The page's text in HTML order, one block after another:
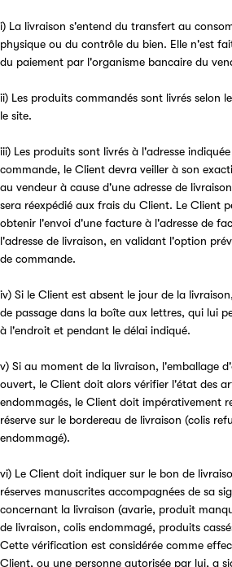
i) La livraison s'entend du transfert au
physique ou du contrôle du bien. Elle n'est
du paiement par l'organisme bancaire du
ii) Les produits commandés sont livrés selon
le site.
iii) Les produits sont livrés à l'adresse
commande, le Client devra veiller à son
au vendeur à cause d'une adresse de
sera réexpédié aux frais du Client. Le Client
obtenir l'envoi d'une facture à l'adresse de
l'adresse de livraison, en validant l'option
de commande.
iv) Si le Client est absent le jour de la
de passage dans la boîte aux lettres, qui lui
à l'endroit et pendant le délai indiqué.
v) Si au moment de la livraison, l'emballage
ouvert, le Client doit alors vérifier l'état des
endommagés, le Client doit impérativement
réserve sur le bordereau de livraison (colis
endommagé).
vi) Le Client doit indiquer sur le bon de
réserves manuscrites accompagnées de sa
concernant la livraison (avarie, produit
de livraison, colis endommagé, produits
Cette vérification est considérée comme
Client, ou une personne autorisée par lui, a